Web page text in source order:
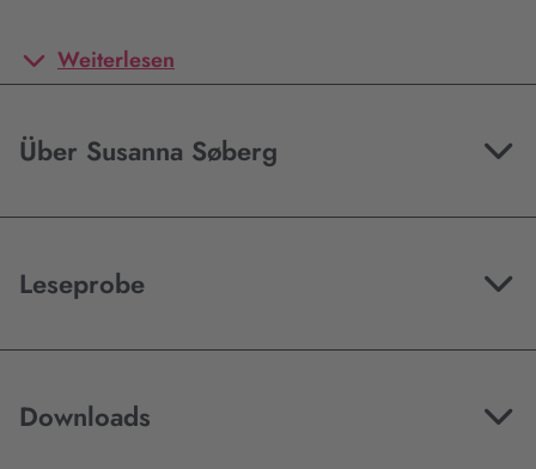
Weiterlesen
Über Susanna Søberg
Leseprobe
Downloads